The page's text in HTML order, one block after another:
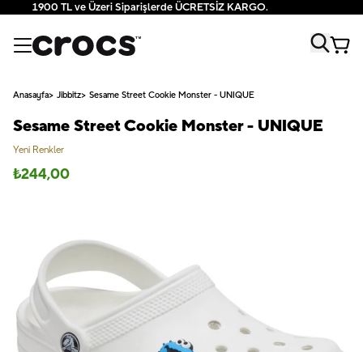
1900 TL ve Üzeri Siparişlerde ÜCRETSİZ KARGO.
Anasayfa Jibbitz Sesame Street Cookie Monster - UNIQUE
Sesame Street Cookie Monster - UNIQUE
Yeni Renkler
₺244,00